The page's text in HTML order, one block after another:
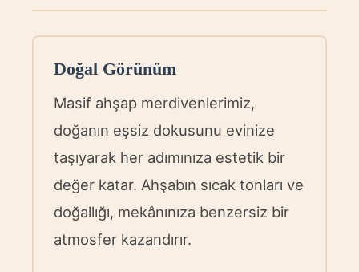
Doğal Görünüm
Masif ahşap merdivenlerimiz,
doğanın eşsiz dokusunu evinize
taşıyarak her adımınıza estetik bir
değer katar. Ahşabın sıcak tonları ve
doğallığı, mekânınıza benzersiz bir
atmosfer kazandırır.